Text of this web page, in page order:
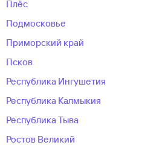
Плёс
Подмосковье
Приморский край
Псков
Республика Ингушетия
Республика Калмыкия
Республика Тыва
Ростов Великий